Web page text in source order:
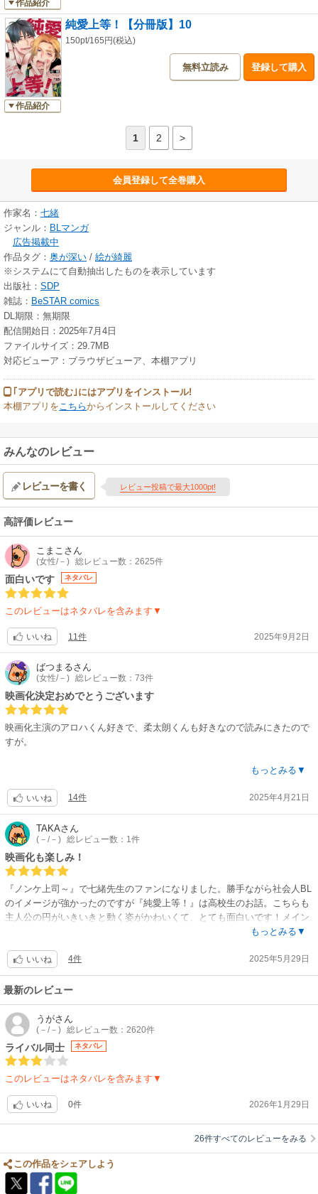
作品紹介
作品紹介
純愛上等！【分冊版】10
150pt/165円(税込)
無料立読み 登録して購入
1 2 >
会員登録して全巻購入
作家名： 七緒
ジャンル： BLマンガ
広告掲載中
作品タグ： 奥が深い / 絵が綺麗
※システムにて自動抽出したものを表示しています
出版社： SDP
雑誌： BeSTAR comics
DL期限：無期限
配信開始日：2025年7月4日
ファイルサイズ：29.7MB
対応ビューア：ブラウザビューア、本棚アプリ
｢アプリで読む｣にはアプリをインストール!
本棚アプリをこちらからインストールしてください
みんなのレビュー
レビューを書く レビュー投稿で最大1000pt!
高評価レビュー
こまこ さん
(女性/－) 総レビュー数：2625件
面白いです ネタバレ
このレビューはネタバレを含みます▼
いいね 11件 2025年9月2日
ばつまるさん
(女性/－) 総レビュー数：73件
映画化決定おめでとうございます
映画化主演のアロハくん好きで、柔太朗くんも好きなので読みにきたので
すが。
円くんの属性が盛り盛りすぎて、おばあちゃん好きとか、学校のお勉強は
か…気になりすぎるし！ そして作家さんの作画もストーリー運びもめっ
ちゃ好きです！
これを推しが演じるのかと思うと、ドキドキと不安が混ざります…こんな
面白い作品を…大丈夫なのかと笑 映画も、原作のこの先も楽しみです！
課金させていただきますー！
もっとみる▼
いいね 14件 2025年4月21日
TAKAさん
(－/－) 総レビュー数：1件
映画化も楽しみ！
『ノンケ上司～』で七緒先生のファンになりました。勝手ながら社会人BL
のイメージが強かったのですが『純愛上等！』は高校生のお話。こちらも
主人公の円がいきいきと動く姿がかわいくて、とても面白いです！メイン
ふたりの恋愛がどうなるのかがとても気になりますが、意外な方向にスト
いました。(個人的には露木が気になる…) 今8話まで読んでますがどんな
結末か想像がつかなくて、とても楽しみです！
もっとみる▼
いいね 4件 2025年5月29日
最新のレビュー
うがさん
(－/－) 総レビュー数：2620件
ライバル同士 ネタバレ
このレビューはネタバレを含みます▼
いいね 0件 2026年1月29日
26件すべてのレビューをみる
この作品をシェアしよう